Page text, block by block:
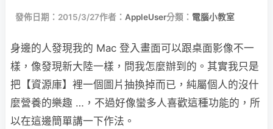
發佈日期：2015/3/27作者： AppleUser分類： 電腦小教室
身邊的人發現我的 Mac 登入畫面可以跟桌面影像不一
樣，像發現新大陸一樣，問我怎麼辦到的。其實我只是
把【資源庫】裡一個圖片抽換掉而已，純屬個人的沒什
麼營養的樂趣 …，不過好像蠻多人喜歡這種功能的，所
以在這邊簡單講一下作法。